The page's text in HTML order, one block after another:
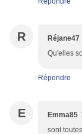
R Réjane47
Qu'elles
Répondre
E Emma85
sont